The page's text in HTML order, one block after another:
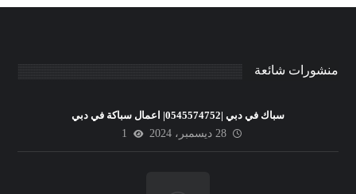
منشورات شائعة
سباك في دبي |0545574752| اعمال سباكة في دبي
28 ديسمبر، 2024
1